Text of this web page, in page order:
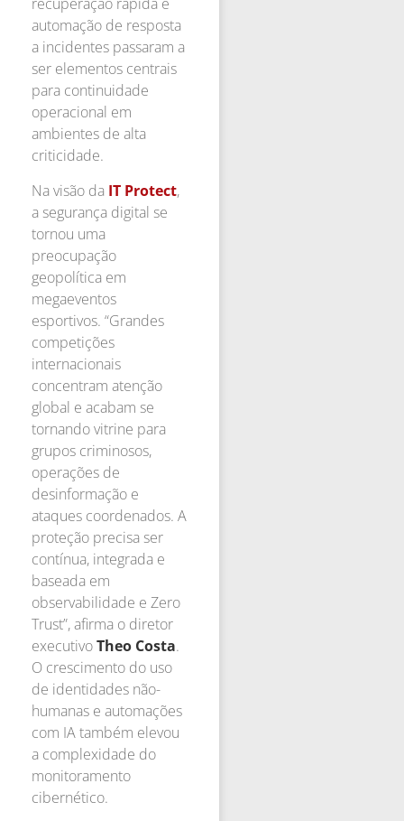
automação de resposta
a incidentes passaram a
ser elementos centrais
para continuidade
operacional em
ambientes de alta
criticidade.
Na visão da IT Protect,
a segurança digital se
tornou uma
preocupação
geopolítica em
megaeventos
esportivos. “Grandes
competições
internacionais
concentram atenção
global e acabam se
tornando vitrine para
grupos criminosos,
operações de
desinformação e
ataques coordenados. A
proteção precisa ser
contínua, integrada e
baseada em
observabilidade e Zero
Trust”, afirma o diretor
executivoTheo Costa.
O crescimento do uso
de identidades não-
humanas e automações
com IA também elevou
a complexidade do
monitoramento
cibernético.